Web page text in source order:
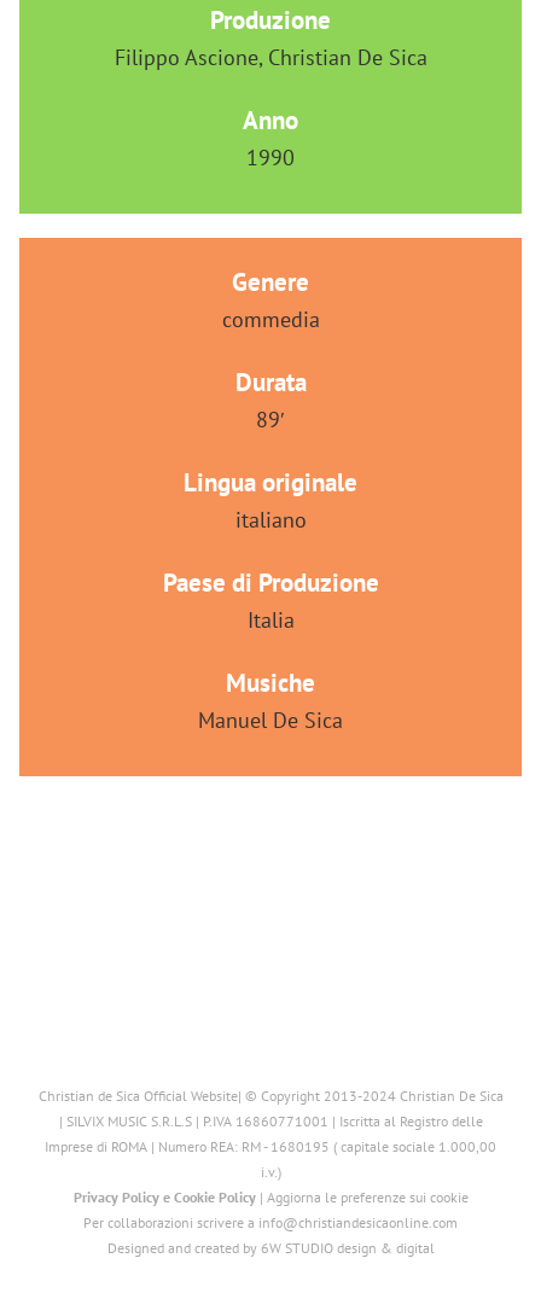
Produzione
Filippo Ascione, Christian De Sica
Anno
1990
Genere
commedia
Durata
89′
Lingua originale
italiano
Paese di Produzione
Italia
Musiche
Manuel De Sica
Christian de Sica Official Website| © Copyright 2013-2024 Christian De Sica
| SILVIX MUSIC S.R.L.S | P.IVA 16860771001 | Iscritta al Registro delle
Imprese di ROMA | Numero REA: RM - 1680195 ( capitale sociale 1.000,00
i.v.)
Privacy Policye Cookie Policy| Aggiorna le preferenze sui cookie
Per collaborazioni scrivere a info@christiandesicaonline.com
Designed and created by 6W STUDIO design & digital